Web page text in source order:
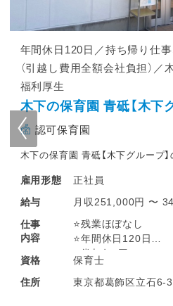
年間休日120日／持ち帰り仕
（引越し費用全額会社負担）
福利厚生
木下の保育園 青砥【木下
認可保育園
木下の保育園 青砥【木下グループ
雇用形態
正社員
給与
月収251,000円 〜
仕事
内容
⭐残業ほぼなし
⭐年間休日120日
⭐賞与年2回
⭐家賃5000円～/月の
⭐人間関係の良好な
資格
保育士
住所
東京都葛飾区立石6-